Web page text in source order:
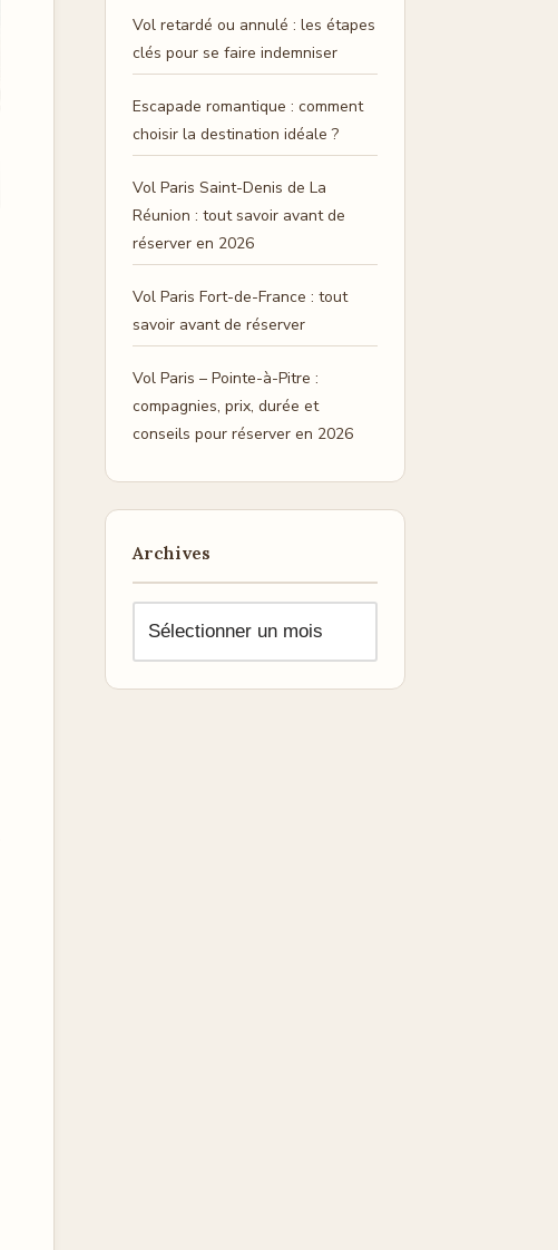
Vol retardé ou annulé : les étapes
clés pour se faire indemniser
Escapade romantique : comment
choisir la destination idéale ?
Vol Paris Saint-Denis de La
Réunion : tout savoir avant de
réserver en 2026
Vol Paris Fort-de-France : tout
savoir avant de réserver
Vol Paris – Pointe-à-Pitre :
compagnies, prix, durée et
conseils pour réserver en 2026
Archives